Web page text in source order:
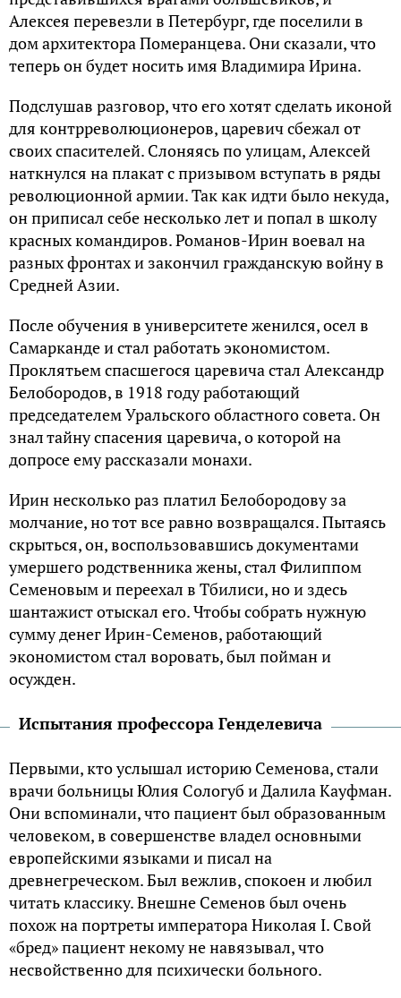
Алексея перевезли в Петербург, где поселили в
дом архитектора Померанцева. Они сказали, что
теперь он будет носить имя Владимира Ирина.
Подслушав разговор, что его хотят сделать иконой
для контрреволюционеров, царевич сбежал от
своих спасителей. Слоняясь по улицам, Алексей
наткнулся на плакат с призывом вступать в ряды
революционной армии. Так как идти было некуда,
он приписал себе несколько лет и попал в школу
красных командиров. Романов-Ирин воевал на
разных фронтах и закончил гражданскую войну в
Средней Азии.
После обучения в университете женился, осел в
Самарканде и стал работать экономистом.
Проклятьем спасшегося царевича стал Александр
Белобородов, в 1918 году работающий
председателем Уральского областного совета. Он
знал тайну спасения царевича, о которой на
допросе ему рассказали монахи.
Ирин несколько раз платил Белобородову за
молчание, но тот все равно возвращался. Пытаясь
скрыться, он, воспользовавшись документами
умершего родственника жены, стал Филиппом
Семеновым и переехал в Тбилиси, но и здесь
шантажист отыскал его. Чтобы собрать нужную
сумму денег Ирин-Семенов, работающий
экономистом стал воровать, был пойман и
осужден.
Испытания профессора Генделевича
Первыми, кто услышал историю Семенова, стали
врачи больницы Юлия Сологуб и Далила Кауфман.
Они вспоминали, что пациент был образованным
человеком, в совершенстве владел основными
европейскими языками и писал на
древнегреческом. Был вежлив, спокоен и любил
читать классику. Внешне Семенов был очень
похож на портреты императора Николая I. Свой
«бред» пациент некому не навязывал, что
несвойственно для психически больного.